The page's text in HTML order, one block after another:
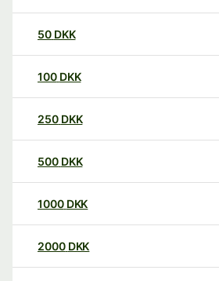
50 DKK
100 DKK
250 DKK
500 DKK
1000 DKK
2000 DKK